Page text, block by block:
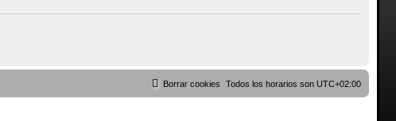
Todos los horarios sonUTC+02:00
Borrar cookies